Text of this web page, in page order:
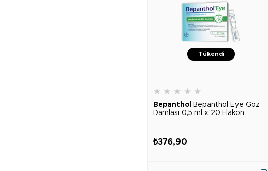
Tükendi
★ ★ ★ ★ ★
Bepanthol
Bepanthol Eye Göz
Damlası 0,5 ml x 20 Flakon
₺376,90